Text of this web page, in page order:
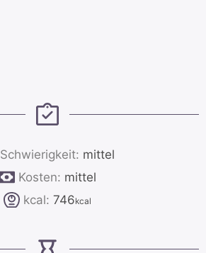
Schwierigkeit: mittel
Kosten: mittel
kcal: 746kcal